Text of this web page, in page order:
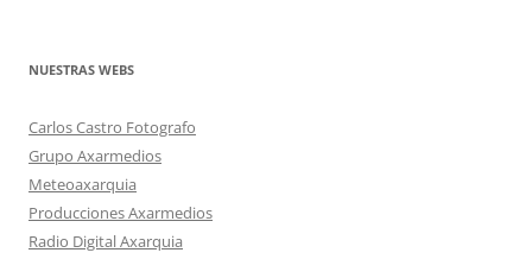
NUESTRAS WEBS
Carlos Castro Fotografo
Grupo Axarmedios
Meteoaxarquia
Producciones Axarmedios
Radio Digital Axarquia